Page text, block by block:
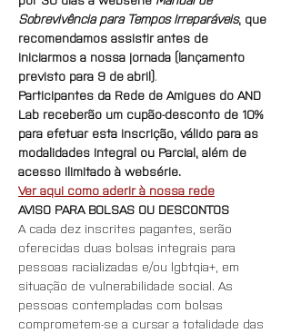
Sobrevivência para Tempos Irreparáveis, que
recomendamos assistir antes de
iniciarmos a nossa jornada (lançamento
previsto para 9 de abril).
Participantes da Rede de Amigues do AND
Lab receberão um cupão-desconto de 10%
para efetuar esta inscrição, válido para as
modalidades Integral ou Parcial, além de
acesso ilimitado à websérie.
Ver aqui como aderir à nossa rede
AVISO PARA BOLSAS OU DESCONTOS
A cada dez inscrites pagantes, serão
oferecidas duas bolsas integrais para
pessoas racializadas e/ou lgbtqia+, em
situação de vulnerabilidade social. As
pessoas contempladas com bolsas
comprometem-se a cursar a totalidade das